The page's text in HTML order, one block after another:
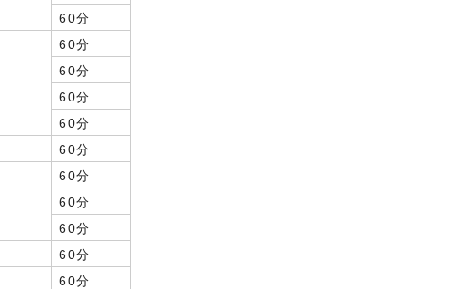
60分
60分
60分
60分
60分
60分
60分
60分
60分
60分
60分